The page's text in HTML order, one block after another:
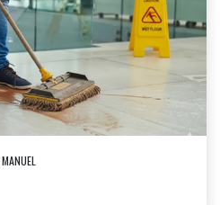
MANUEL